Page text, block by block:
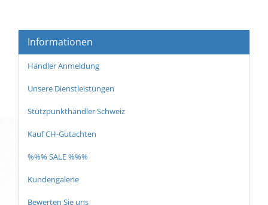
Informationen
Händler Anmeldung
Unsere Dienstleistungen
Stützpunkthändler Schweiz
Kauf CH-Gutachten
%%% SALE %%%
Kundengalerie
Bewerten Sie uns